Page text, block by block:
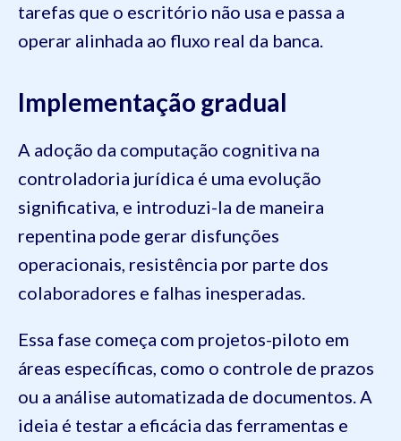
tarefas que o escritório não usa e passa a
operar alinhada ao fluxo real da banca.
Implementação gradual
A adoção da computação cognitiva na
controladoria jurídica é uma evolução
significativa, e introduzi-la de maneira
repentina pode gerar disfunções
operacionais, resistência por parte dos
colaboradores e falhas inesperadas.
Essa fase começa com projetos-piloto em
áreas específicas, como o controle de prazos
ou a análise automatizada de documentos. A
ideia é testar a eficácia das ferramentas e